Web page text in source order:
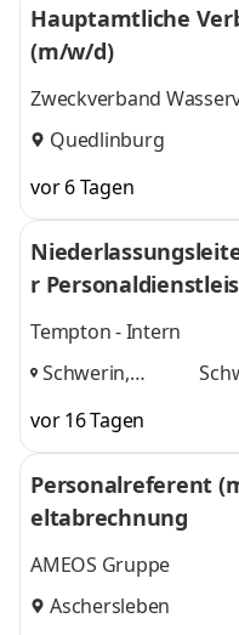
Hauptamtliche
(m/w/d)
Zweckverband
Abwasserentsorgung
Quedlinburg
vor 6 Tagen
r
Tempton - Intern
Schwerin,
Aschersleben
vor 16 Tagen
Personalreferent
eltabrechnung
AMEOS Gruppe
Aschersleben